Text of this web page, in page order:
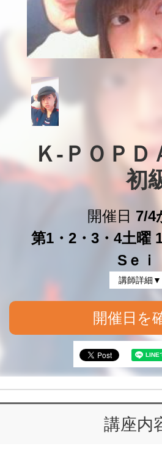
Ｋ-ＰＯＰＤ
初
開催日 7/4
第1・2・3・4土曜
Sｅｉ
講師詳細▼
開催日を
講座内